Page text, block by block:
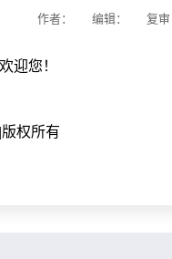
作者： 编辑： 复
您！
权所有